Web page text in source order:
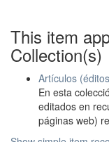
This item
Collection(s)
Artículos
En esta
editados en
páginas web)